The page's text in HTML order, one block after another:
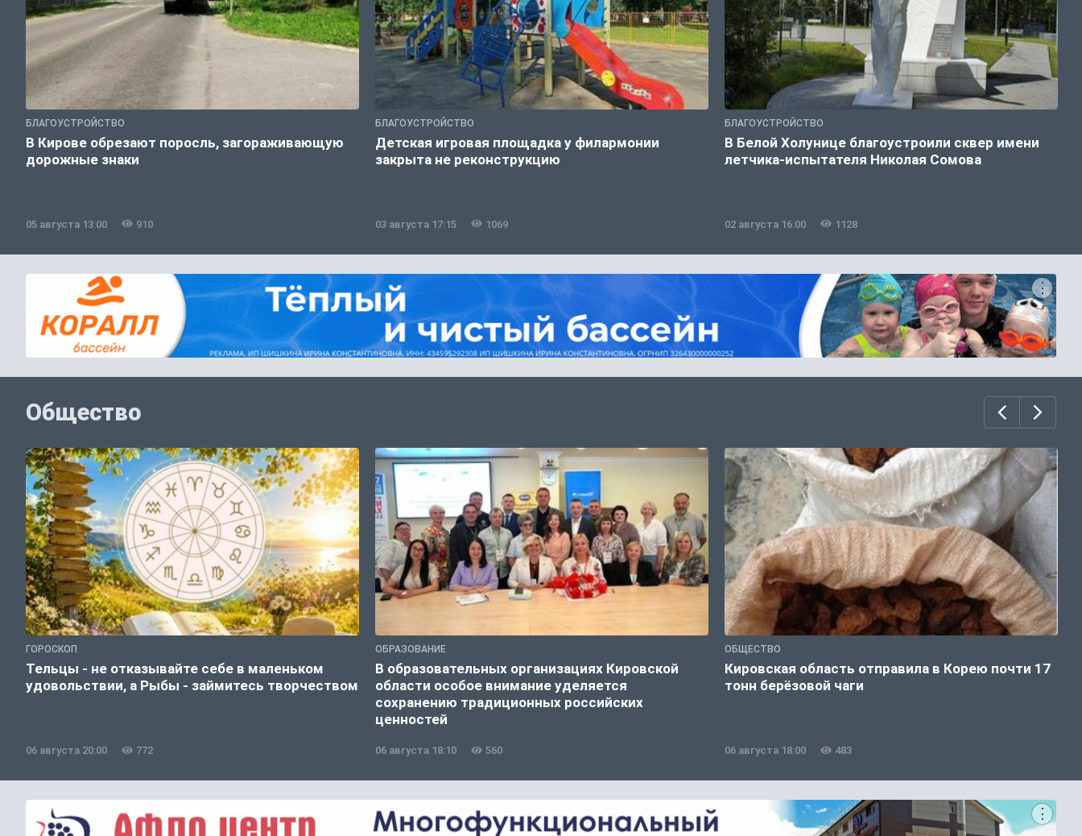
БЛАГОУСТРОЙСТВО
В Кирове обрезают поросль, загораживающую
дорожные знаки
05 августа 13:00 910
БЛАГОУСТРОЙСТВО
Детская игровая площадка у филармонии
закрыта не реконструкцию
03 августа 17:15 1069
БЛАГОУСТРОЙСТВО
В Белой Холунице благоустроили сквер имени
летчика-испытателя Николая Сомова
02 августа 16:00 1128
Общество
ГОРОСКОП
Тельцы - не отказывайте себе в маленьком
удовольствии, а Рыбы - займитесь творчеством
06 августа 20:00 772
ОБРАЗОВАНИЕ
В образовательных организациях Кировской
области особое внимание уделяется
сохранению традиционных российских
ценностей
06 августа 18:10 560
ОБЩЕСТВО
Кировская область отправила в Корею почти 17
тонн берёзовой чаги
06 августа 18:00 483